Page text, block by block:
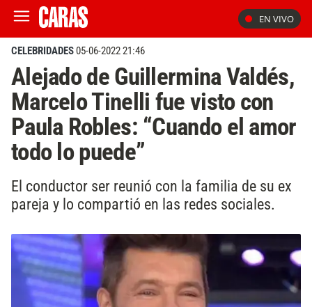
EN VIVO
CELEBRIDADES05-06-2022 21:46
Alejado de Guillermina Valdés,
Marcelo Tinelli fue visto con
Paula Robles: “Cuando el amor
todo lo puede”
El conductor ser reunió con la familia de su ex
pareja y lo compartió en las redes sociales.